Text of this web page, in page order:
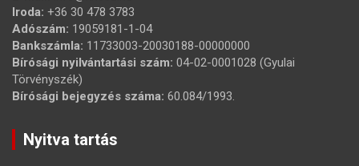
Iroda: +36 30 478 3783
Adószám: 19059181-1-04
Bankszámla: 11733003-20030188-00000000
Bírósági nyilvántartási szám: 04-02-0001028 (Gyulai
Törvényszék)
Bírósági bejegyzés száma: 60.084/1993.
Nyitva tartás